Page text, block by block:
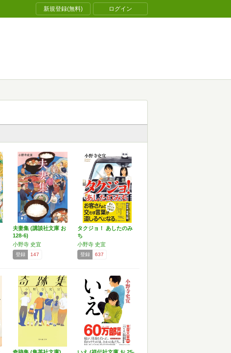
新規登録(無料) ログイン
夫妻集 (講談社文庫 お
128-6)
小野寺 史宜
登録 147
タクジョ！ あしたのみ
ち
小野寺 史宜
登録 637